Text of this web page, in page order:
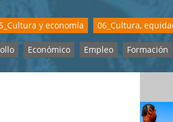
y economía 06_Cultura,
Económico Empleo Formación